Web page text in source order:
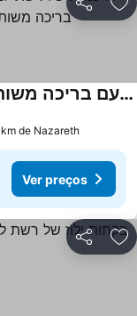
Partilhar
לוז כנרת של רשת לב הגולן - וילה ו-4 צימרים מושלמים עם בריכה משותפת מחוממת ומקורה, ליד הכנרת
de Nazareth
Ver preços
Partilhar